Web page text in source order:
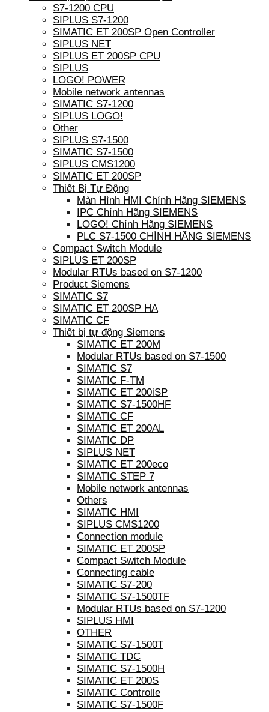
S7-1200 CPU
SIPLUS S7-1200
SIMATIC ET 200SP Open Controller
SIPLUS NET
SIPLUS ET 200SP CPU
SIPLUS
LOGO! POWER
Mobile network antennas
SIMATIC S7-1200
SIPLUS LOGO!
Other
SIPLUS S7-1500
SIMATIC S7-1500
SIPLUS CMS1200
SIMATIC ET 200SP
Thiết Bị Tự Động
Màn Hình HMI Chính Hãng SIEMENS
IPC Chính Hãng SIEMENS
LOGO! Chính Hãng SIEMENS
PLC S7-1500 CHÍNH HÃNG SIEMENS
Compact Switch Module
SIPLUS ET 200SP
Modular RTUs based on S7-1200
Product Siemens
SIMATIC S7
SIMATIC ET 200SP HA
SIMATIC CF
Thiết bị tự động Siemens
SIMATIC ET 200M
Modular RTUs based on S7-1500
SIMATIC S7
SIMATIC F-TM
SIMATIC ET 200iSP
SIMATIC S7-1500HF
SIMATIC CF
SIMATIC ET 200AL
SIMATIC DP
SIPLUS NET
SIMATIC ET 200eco
SIMATIC STEP 7
Mobile network antennas
Others
SIMATIC HMI
SIPLUS CMS1200
Connection module
SIMATIC ET 200SP
Compact Switch Module
Connecting cable
SIMATIC S7-200
SIMATIC S7-1500TF
Modular RTUs based on S7-1200
SIPLUS HMI
OTHER
SIMATIC S7-1500T
SIMATIC TDC
SIMATIC S7-1500H
SIMATIC ET 200S
SIMATIC Controlle
SIMATIC S7-1500F